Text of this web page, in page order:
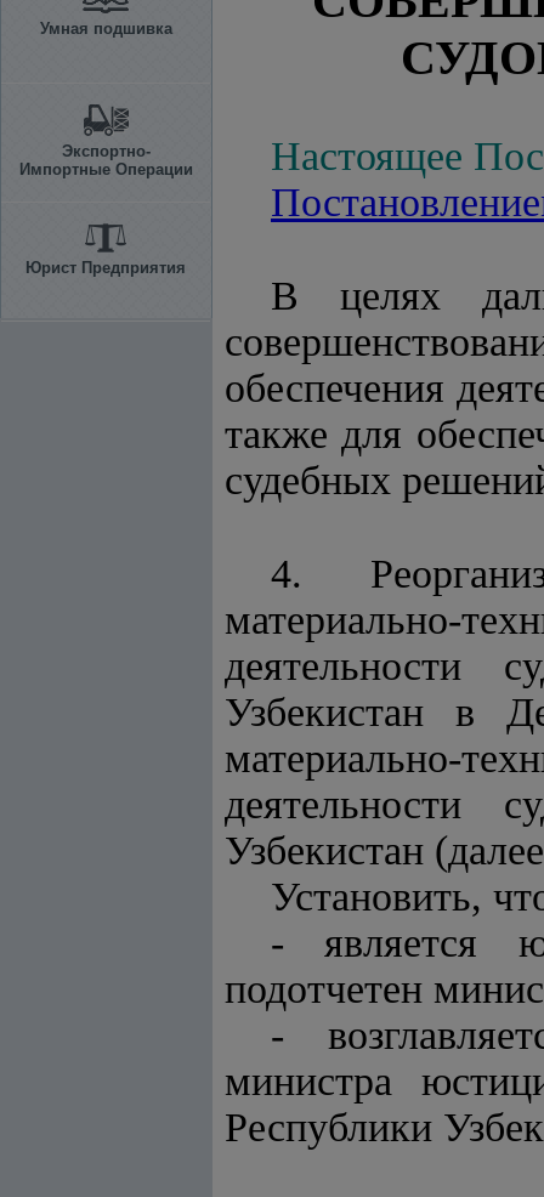
Умная подшивка
Экспортно-
Импортные Операции
Юрист Предприятия
Настоящее
В целях
обеспечения
также для
судебных
4.
материально-
деятельности
Узбекистан в
материально-
деятельности
Узбекистан
Установить,
- является
подотчетен
-
министра
Республики